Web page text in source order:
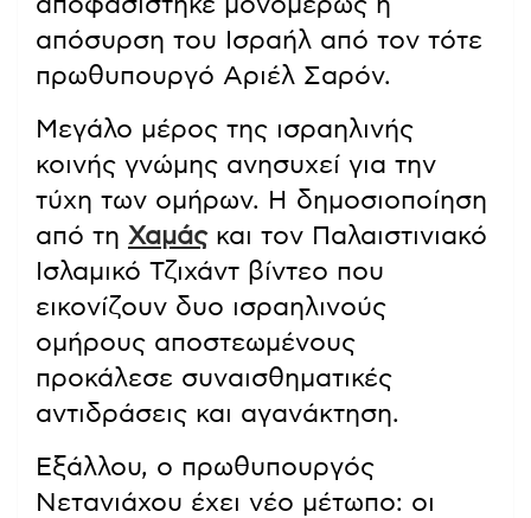
απόσυρση του Ισραήλ από τον τότε
πρωθυπουργό Αριέλ Σαρόν.
Μεγάλο μέρος της ισραηλινής
κοινής γνώμης ανησυχεί για την
τύχη των ομήρων. Η δημοσιοποίηση
από τη Χαμάςκαι τον Παλαιστινιακό
Ισλαμικό Τζιχάντ βίντεο που
εικονίζουν δυο ισραηλινούς
ομήρους αποστεωμένους
προκάλεσε συναισθηματικές
αντιδράσεις και αγανάκτηση.
Εξάλλου, ο πρωθυπουργός
Νετανιάχου έχει νέο μέτωπο: οι